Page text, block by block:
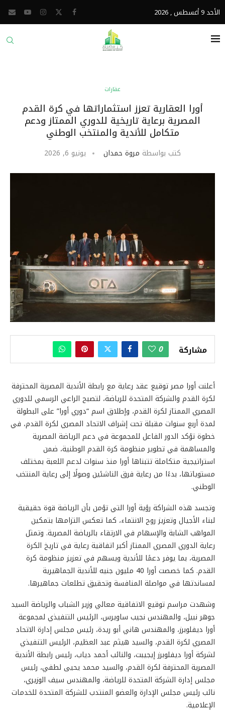
الأحد 9 أغسطس , 2026
عقارات
أورا العقارية تعزز استثماراتها في كرة القدم
المصرية برعاية تاريخية للدوري الممتاز ودعم
متكامل للأندية والمنتخب الوطني
كتب بواسطة مروة حمدان يونيو 6, 2026
مشاركة 0
أعلنت أورا مصر توقيع عقد رعاية مع رابطة الأندية المصرية المحترفة
لكرة القدم والشركة المتحدة للرياضة، لتصبح الراعي الرسمي للدوري
المصري الممتاز لكرة القدم، وإطلاق اسم “دوري أورا” على البطولة
لمدة أربع سنوات مقبلة تحت إشراف الاتحاد المصري لكرة القدم، في
خطوة تؤكد الدور الفاعل للمجموعة في دعم الرياضة المصرية
والمساهمة في تطوير منظومة كرة القدم الوطنية، ضمن
استراتيجية متكاملة تتبناها أورا منذ سنوات لدعم اللعبة بمختلف
مستوياتها، بدءًا من رعاية فرق الناشئين وصولًا إلى رعاية المنتخب
الوطني.
وتجسد هذه الشراكة رؤية أورا التي تؤمن بأن الرياضة قوة حقيقية
لبناء الأجيال وتعزيز روح الانتماء، كما تعكس التزامها بتمكين
المواهب الشابة والإسهام في الارتقاء بالرياضة المصرية. وتمثل
رعاية الدوري المصري الممتاز أكبر اتفاقية رعاية في تاريخ الكرة
المصرية، بما يوفر دعمًا للأندية ويسهم في تعزيز منظومة كرة
القدم. كما خصصت أورا 40 مليون جنيه للأندية الجماهيرية
لمساندتها في مواصلة المنافسة وتحقيق تطلعات جماهيرها.
وشهدت مراسم توقيع الاتفاقية معالي وزير الشباب والرياضة السيد
جوهر نبيل، والمهندس نجيب ساويرس، الرئيس التنفيذي لمجموعة
أورا ديفلوبرز، والمهندس هاني أبو ريدة، رئيس مجلس إدارة الاتحاد
المصري لكرة القدم، والسيد هيثم عبد العظيم، الرئيس التنفيذي
لشركة أورا ديفلوبرز إيجيبت، والنائب أحمد دياب، رئيس رابطة الأندية
المصرية المحترفة لكرة القدم، والسيد محمد يحيى لطفي، رئيس
مجلس إدارة الشركة المتحدة للرياضة، والمهندس سيف الوزيري،
نائب رئيس مجلس الإدارة والعضو المنتدب للشركة المتحدة للخدمات
الإعلامية.